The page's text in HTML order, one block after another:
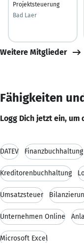
Projektsteuerung
Bad Laer
Weitere Mitglieder
Fähigkeiten
Logg Dich jetzt ein, um
DATEV Finanzbuchhaltung
Kreditorenbuchhaltung
Umsatzsteuer
Unternehmen Online
Microsoft Excel